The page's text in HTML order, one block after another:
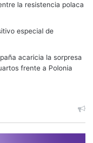
la resistencia polaca
especial de
acaricia la sorpresa
frente a Polonia